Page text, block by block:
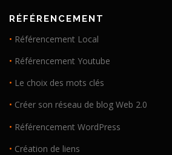
RÉFÉRENCEMENT
• Référencement Local
• Référencement Youtube
• Le choix des mots clés
• Créer son réseau de blog Web 2.0
• Référencement WordPress
• Création de liens